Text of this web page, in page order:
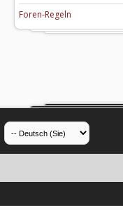
Foren-Regeln